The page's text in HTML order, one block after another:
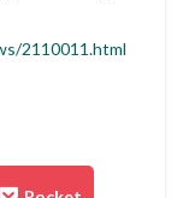
2110011.html